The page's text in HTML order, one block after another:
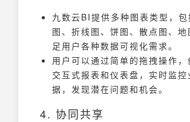
九数云BI提供多种图表类型，包
图、折线图、饼图、散点图、地
足用户各种数据可视化需求。
用户可以通过简单的拖拽操作，
交互式报表和仪表盘，实时监控
据，发现潜在问题和机会。
4. 协同共享